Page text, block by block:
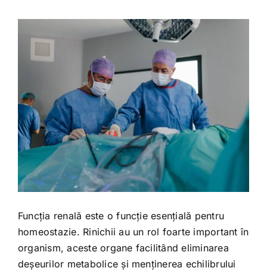
Funcția renală este o funcție esențială pentru
homeostazie. Rinichii au un rol foarte important în
organism, aceste organe facilitând eliminarea
deșeurilor metabolice și menținerea echilibrului